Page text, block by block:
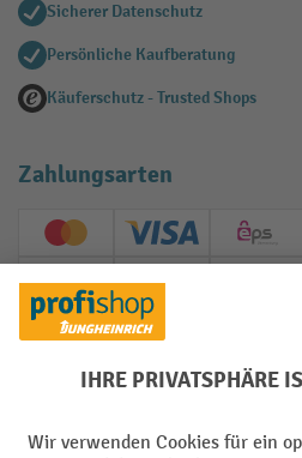
Sicherer Datenschutz
Persönliche Kaufberatung
Käuferschutz - Trusted Shops
Zahlungsarten
Creditcard (Master)Creditcard (Visa)
EPS
PayPal
Soziale Netzwerke